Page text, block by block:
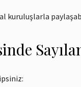
kuruluşlarla